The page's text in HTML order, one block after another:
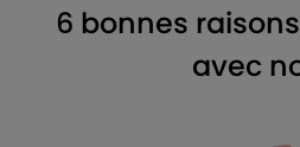
6 bonnes
avec